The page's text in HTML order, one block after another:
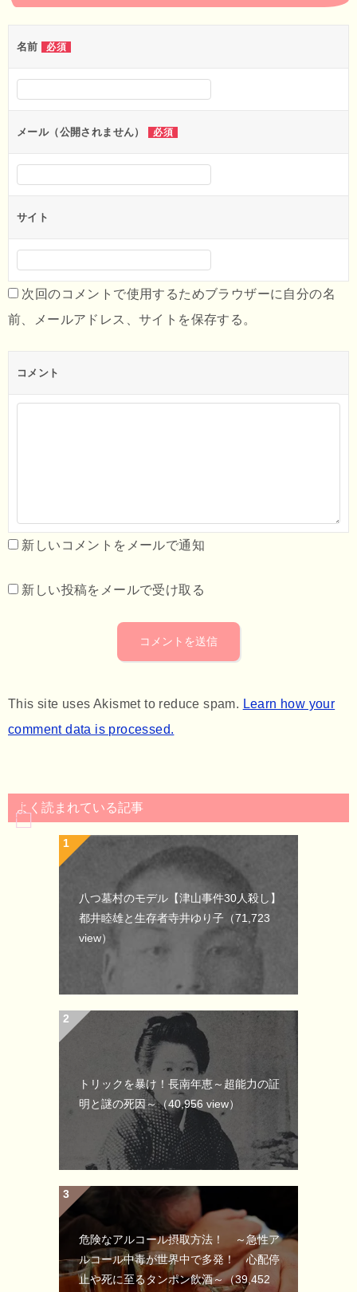
ー
ョ
名前 必須
メール（公開されません） 必須
サイト
次回のコメントで使用するためブラウザーに自分の名
前、メールアドレス、サイトを保存する。
コメント
新しいコメントをメールで通知
新しい投稿をメールで受け取る
This site uses Akismet to reduce spam. Learn how your
comment data is processed.
よく読まれている記事
八つ墓村のモデル【津山事件30人殺し】
都井睦雄と生存者寺井ゆり子 （71,723
view）
トリックを暴け！長南年恵～超能力の証
明と謎の死因～（40,956 view）
危険なアルコール摂取方法！ ～急性ア
ルコール中毒が世界中で多発！ 心配停
止や死に至るタンポン飲酒～（39,452